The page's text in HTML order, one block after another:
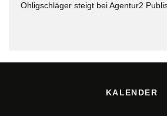
Ohligschläger steigt bei Agentur2
KALENDER